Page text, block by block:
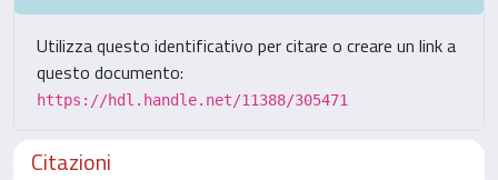
Utilizza questo identificativo per citare o creare un link a
questo documento:
https://hdl.handle.net/11388/305471
Citazioni